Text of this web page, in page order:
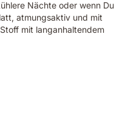
Nächte oder wenn Du
atmungsaktiv und mit
mit langanhaltendem